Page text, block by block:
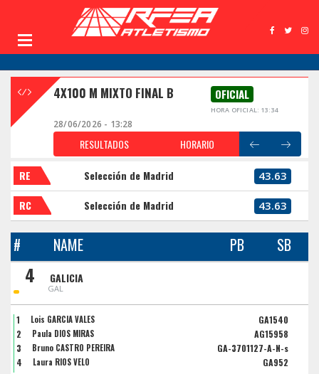
4X100 M MIXTO FINAL B OFICIAL
HORA OFICIAL: 13:34
28/06/2026 - 13:28
RESULTADOS HORARIO
RE Selección de Madrid 43.63
RC Selección de Madrid 43.63
# NAME PB SB
4 GALICIA
GAL
1 Lois GARCIA VALES
GA1540
2
Paula DIOS MIRAS
AG15958
3
Bruno CASTRO PEREIRA
GA-3701127-A-N-s
4
Laura RIOS VELO GA952